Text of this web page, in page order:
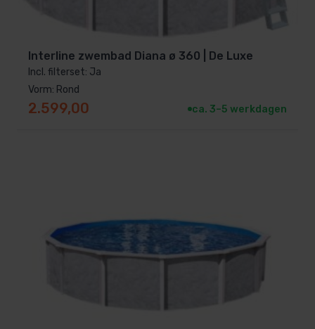
Interline zwembad Diana ø 360 | De Luxe
Incl. filterset: Ja
Vorm: Rond
2.599,00 ca. 3–5 werkdagen